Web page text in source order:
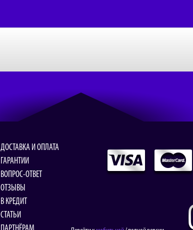
ДОСТАВКА И ОПЛАТА
ГАРАНТИИ
ВОПРОС-ОТВЕТ
ОТЗЫВЫ
В КРЕДИТ
СТАТЬИ